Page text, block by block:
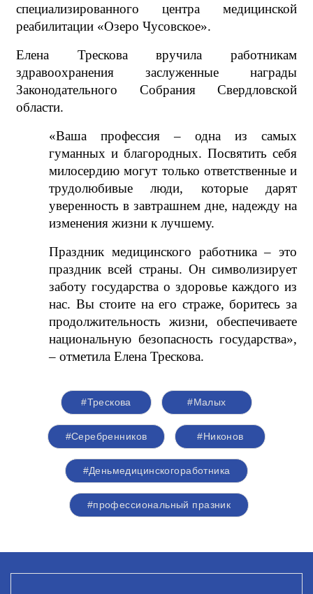
специализированного центра медицинской
реабилитации «Озеро Чусовское».
Елена Трескова вручила работникам
здравоохранения заслуженные награды
Законодательного Собрания Свердловской
области.
«Ваша профессия – одна из самых
гуманных и благородных. Посвятить себя
милосердию могут только ответственные и
трудолюбивые люди, которые дарят
уверенность в завтрашнем дне, надежду на
изменения жизни к лучшему.
Праздник медицинского работника – это
праздник всей страны. Он символизирует
заботу государства о здоровье каждого из
нас. Вы стоите на его страже, боритесь за
продолжительность жизни, обеспечиваете
национальную безопасность государства»,
– отметила Елена Трескова.
#Трескова #Малых
#Серебренников #Никонов
#Деньмедицинскогоработника
#профессиональный празник